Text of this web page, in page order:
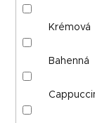
Krémová
Bahenná